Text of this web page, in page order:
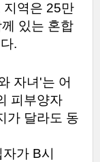
지역은 25만
있는 혼합
.
자녀 '는 어
피부양자
가 달라도 동
자가 B시